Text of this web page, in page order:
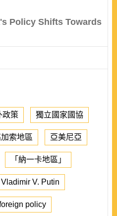
Policy Shifts Towards
政策 獨立國家國協
索地區 亞美尼亞
「納一卡地區」
Vladimir V. Putin
policy